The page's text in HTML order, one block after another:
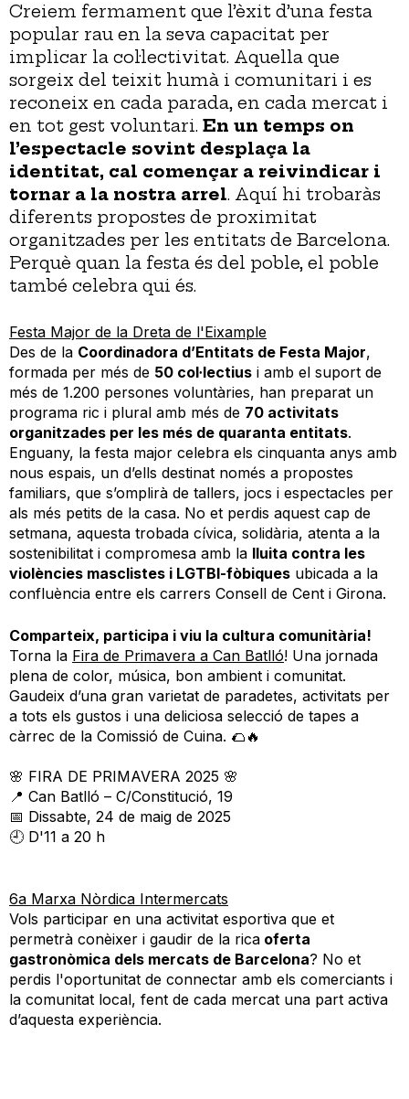
Creiem fermament que l’èxit d’una festa
popular rau en la seva capacitat per
implicar la col·lectivitat. Aquella que
sorgeix del teixit humà i comunitari i es
reconeix en cada parada, en cada mercat i
en tot gest voluntari. En un temps on
l’espectacle sovint desplaça la
identitat, cal començar a reivindicar i
tornar a la nostra arrel. Aquí hi trobaràs
diferents propostes de proximitat
organitzades per les entitats de Barcelona.
Perquè quan la festa és del poble, el poble
també celebra qui és.
Festa Major de la Dreta de l'Eixample
Des de la Coordinadora d’Entitats de Festa Major,
formada per més de 50 col·lectius i amb el suport de
més de 1.200 persones voluntàries, han preparat un
programa ric i plural amb més de 70 activitats
organitzades per les més de quaranta entitats.
Enguany, la festa major celebra els cinquanta anys amb
nous espais, un d’ells destinat només a propostes
familiars, que s’omplirà de tallers, jocs i espectacles per
als més petits de la casa. No et perdis aquest cap de
setmana, aquesta trobada cívica, solidària, atenta a la
sostenibilitat i compromesa amb la lluita contra les
violències masclistes i LGTBI-fòbiques ubicada a la
confluència entre els carrers Consell de Cent i Girona.
Comparteix, participa i viu la cultura comunitària!
Torna la Fira de Primavera a Can Batlló! Una jornada
plena de color, música, bon ambient i comunitat.
Gaudeix d’una gran varietat de paradetes, activitats per
a tots els gustos i una deliciosa selecció de tapes a
càrrec de la Comissió de Cuina. 🌮🔥
🌸 FIRA DE PRIMAVERA 2025 🌸
📍 Can Batlló – C/Constitució, 19
📅 Dissabte, 24 de maig de 2025
🕘 D'11 a 20 h
6a Marxa Nòrdica Intermercats
Vols participar en una activitat esportiva que et
permetrà conèixer i gaudir de la rica oferta
gastronòmica dels mercats de Barcelona? No et
perdis l'oportunitat de connectar amb els comerciants i
la comunitat local, fent de cada mercat una part activa
d’aquesta experiència.